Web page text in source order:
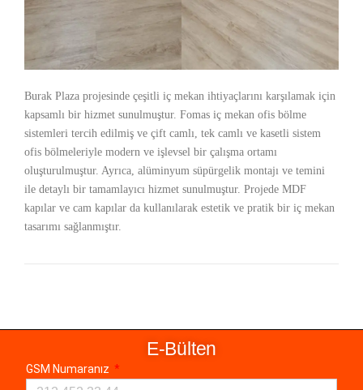
Burak Plaza projesinde çeşitli iç mekan ihtiyaçlarını karşılamak için
kapsamlı bir hizmet sunulmuştur. Fomas iç mekan ofis bölme
sistemleri tercih edilmiş ve çift camlı, tek camlı ve kasetli sistem
ofis bölmeleriyle modern ve işlevsel bir çalışma ortamı
oluşturulmuştur. Ayrıca, alüminyum süpürgelik montajı ve temini
ile detaylı bir tamamlayıcı hizmet sunulmuştur. Projede MDF
kapılar ve cam kapılar da kullanılarak estetik ve pratik bir iç mekan
tasarımı sağlanmıştır.
E-Bülten
GSM Numaranız